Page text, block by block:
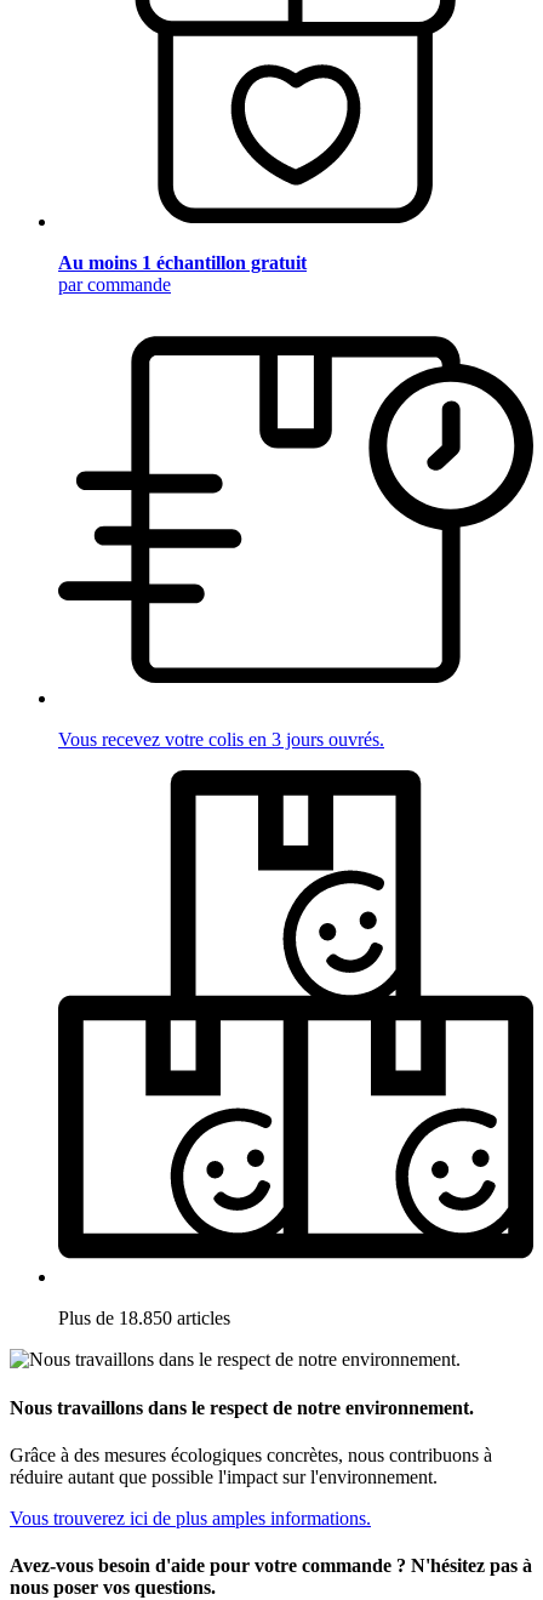
Au moins 1 échantillon gratuit
par commande
Vous recevez votre colis en 3 jours ouvrés.
Plus de 18.850 articles
Nous travaillons dans le respect de notre environnement.
Grâce à des mesures écologiques concrètes, nous contribuons à
réduire autant que possible l'impact sur l'environnement.
Vous trouverez ici de plus amples informations.
Avez-vous besoin d'aide pour votre commande ? N'hésitez pas à
nous poser vos questions.